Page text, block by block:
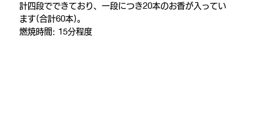
計四段でできており、一段につき20本のお香が入ってい
ます(合計60本)。
燃焼時間: 15分程度